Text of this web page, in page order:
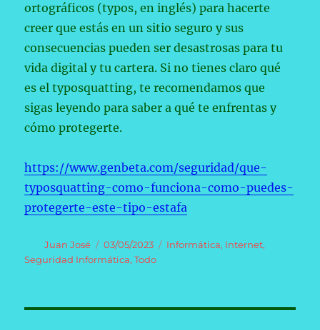
ortográficos (typos, en inglés) para hacerte
creer que estás en un sitio seguro y sus
consecuencias pueden ser desastrosas para tu
vida digital y tu cartera. Si no tienes claro qué
es el typosquatting, te recomendamos que
sigas leyendo para saber a qué te enfrentas y
cómo protegerte.
https://www.genbeta.com/seguridad/que-
typosquatting-como-funciona-como-puedes-
protegerte-este-tipo-estafa
Autor
Juan José
Publicado
el
03/05/2023 Categorías
Informática, Internet,
Seguridad Informática,Todo